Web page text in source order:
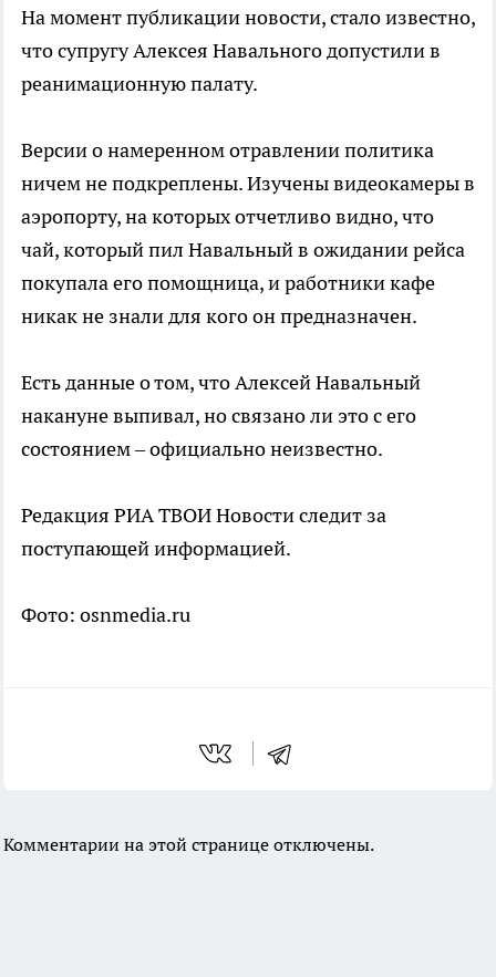
На момент публикации новости, стало известно,
что супругу Алексея Навального допустили в
реанимационную палату.
Версии о намеренном отравлении политика
ничем не подкреплены. Изучены видеокамеры в
аэропорту, на которых отчетливо видно, что
чай, который пил Навальный в ожидании рейса
покупала его помощница, и работники кафе
никак не знали для кого он предназначен.
Есть данные о том, что Алексей Навальный
накануне выпивал, но связано ли это с его
состоянием – официально неизвестно.
Редакция РИА ТВОИ Новости следит за
поступающей информацией.
Фото: osnmedia.ru
Комментарии на этой странице отключены.